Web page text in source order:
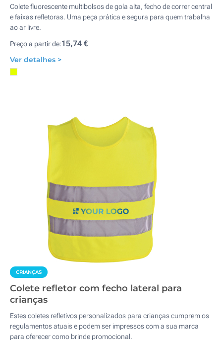
Colete fluorescente multibolsos de gola alta, fecho de correr central
e faixas refletoras. Uma peça prática e segura para quem trabalha
ao ar livre.
Preço a partir de:15,74 €
Ver detalhes >
CRIANÇAS
Colete refletor com fecho lateral para
crianças
Estes coletes refletivos personalizados para crianças cumprem os
regulamentos atuais e podem ser impressos com a sua marca
para oferecer como brinde promocional.